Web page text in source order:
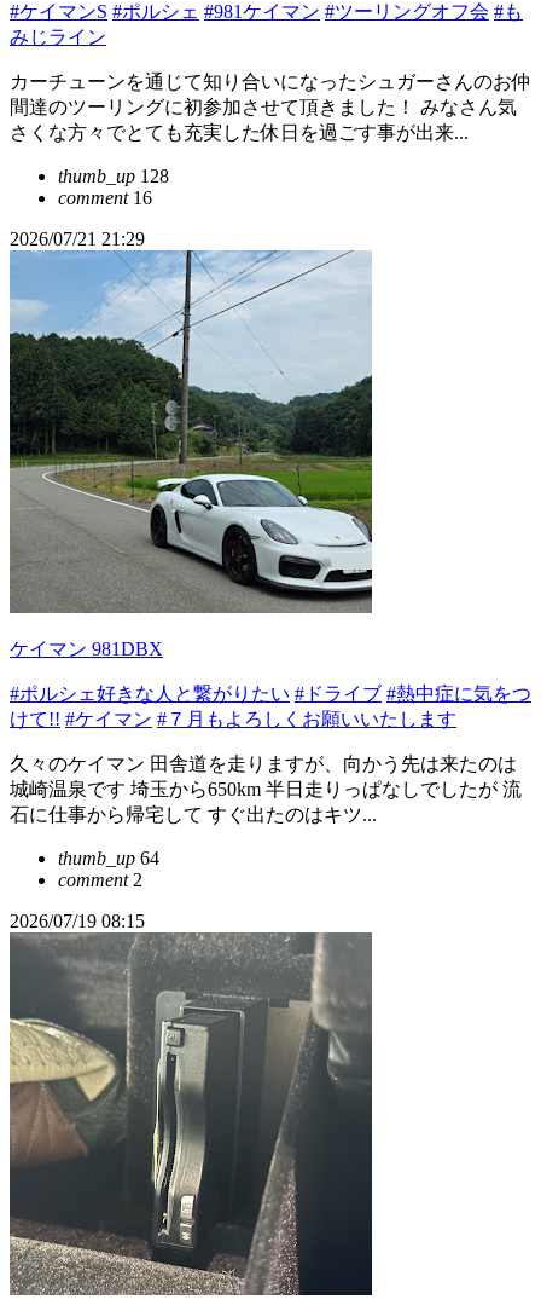
#ケイマンS #ポルシェ #981ケイマン #ツーリングオフ会 #も
みじライン
カーチューンを通じて知り合いになったシュガーさんのお仲
間達のツーリングに初参加させて頂きました！ みなさん気
さくな方々でとても充実した休日を過ごす事が出来...
thumb_up 128
comment16
2026/07/21 21:29
ケイマン 981DBX
#ポルシェ好きな人と繋がりたい #ドライブ #熱中症に気をつ
けて!! #ケイマン #７月もよろしくお願いいたします
久々のケイマン 田舎道を走りますが、向かう先は来たのは
城崎温泉です 埼玉から650km 半日走りっぱなしでしたが 流
石に仕事から帰宅して すぐ出たのはキツ...
thumb_up 64
comment2
2026/07/19 08:15